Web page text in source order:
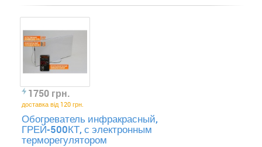
1750 грн.
доставка від 120 грн.
Обогреватель инфракрасный,
ГРЕЙ-500КТ, с электронным
терморегулятором